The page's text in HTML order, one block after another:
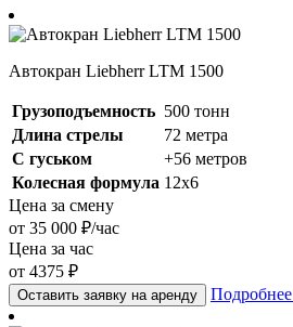
Автокран Liebherr LTM 1500
Грузоподъемность 500 тонн
Длина стрелы
72 метра
С гуськом
+56 метров
Колесная формула 12х6
Цена за смену
от 35 000 ₽/час
Цена за час
от 4375 ₽
Оставить заявку на аренду Подробнее